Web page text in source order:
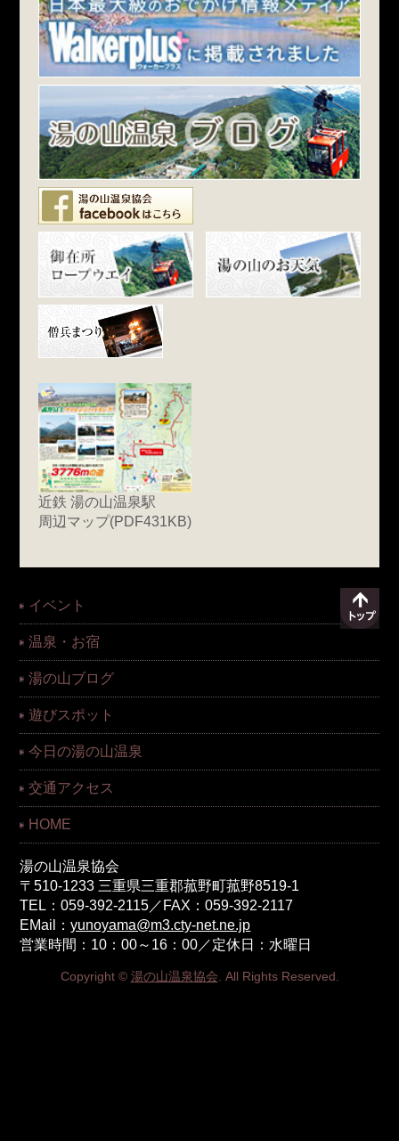
近鉄 湯の山温泉駅
周辺マップ(PDF431KB)
イベント
温泉・お宿
湯の山ブログ
遊びスポット
今日の湯の山温泉
交通アクセス
HOME
湯の山温泉協会
〒510-1233 三重県三重郡菰野町菰野8519-1
TEL：059-392-2115／FAX：059-392-2117
EMail：yunoyama@m3.cty-net.ne.jp
営業時間：10：00～16：00／定休日：水曜日
Copyright © 湯の山温泉協会 . All Rights Reserved.